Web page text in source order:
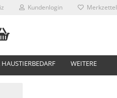
Kundenlogin Merkzettel
WEITERE